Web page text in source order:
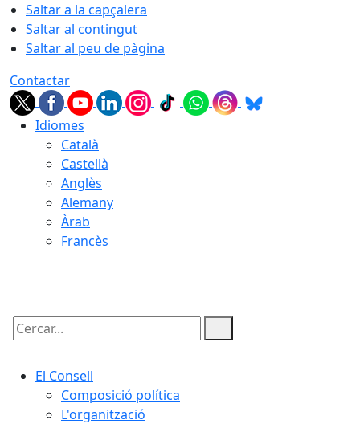
Saltar a la capçalera
Saltar al contingut
Saltar al peu de pàgina
Contactar
Idiomes
Català
Castellà
Anglès
Alemany
Àrab
Francès
Cercar:
El Consell
Composició política
L'organització